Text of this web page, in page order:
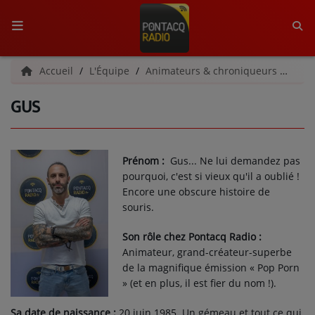
ACCUEIL
RADIO
L'ÉQUIPE
GRILLE DES PROGRAMMES
C'ÉTAIT QUOI CE TITRE ?
MÉDIAS
PODCASTS - SAISON 2026/2027
Accueil L'Équipe Animateurs & chroniqueurs
GUS
Prénom : Gus... Ne lui demandez pas
pourquoi, c'est si vieux qu'il a oublié !
Encore une obscure histoire de
souris.
Son rôle chez Pontacq Radio :
Animateur, grand-créateur-superbe
de la magnifique émission « Pop Porn
» (et en plus, il est fier du nom !).